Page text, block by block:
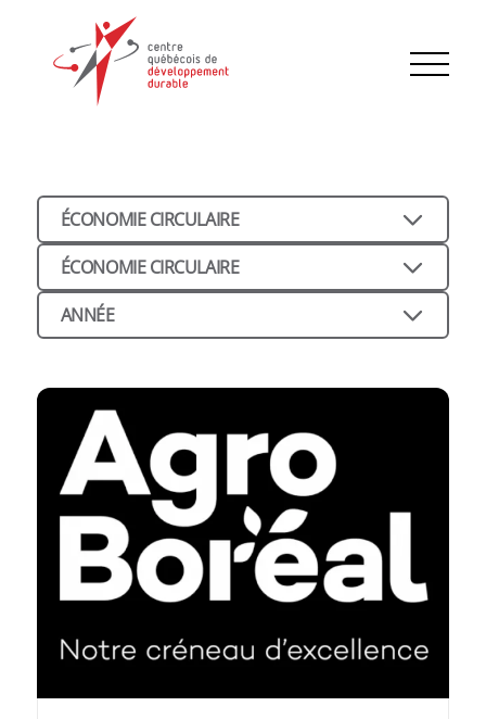
ÉCONOMIE CIRCULAIRE
ÉCONOMIE CIRCULAIRE
ANNÉE